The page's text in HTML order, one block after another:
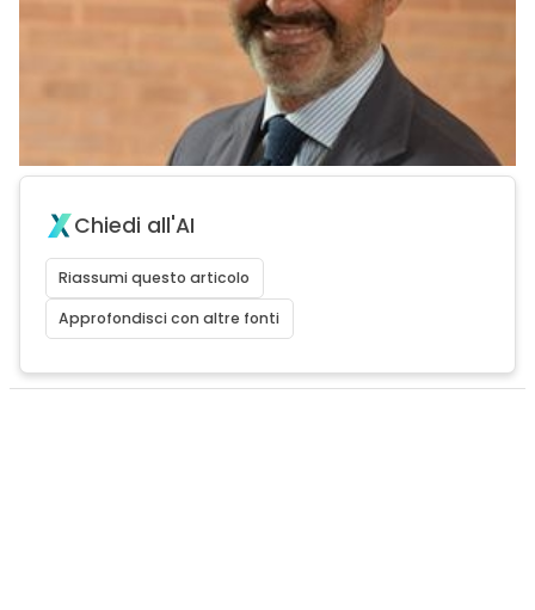
Chiedi all'AI
Riassumi questo articolo
Approfondisci con altre fonti